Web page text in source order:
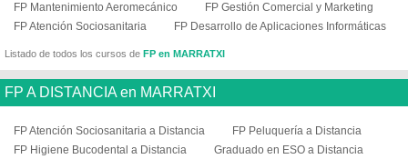
FP Mantenimiento Aeromecánico
FP Gestión Comercial y Marketing
FP Atención Sociosanitaria
FP Desarrollo de Aplicaciones Informáticas
Listado de todos los cursos de FP en MARRATXI
FP A DISTANCIA en MARRATXI
FP Atención Sociosanitaria a Distancia
FP Peluquería a Distancia
FP Higiene Bucodental a Distancia
Graduado en ESO a Distancia